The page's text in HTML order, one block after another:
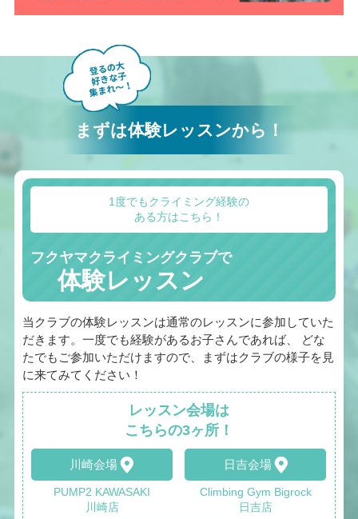
まずは体験レッスンから！
1度でもクライミング経験の
ある方はこちら！
フクヤマクライミングクラブで
体験レッスン
当クラブの体験レッスンは通常のレッスンに参加していた
だきます。一度でも経験があるお子さんであれば、 どな
たでもご参加いただけますので、まずはクラブの様子を見
に来てみてください！
レッスン会場は
こちらの3ヶ所！
川崎会場
PUMP2 KAWASAKI
川崎店
日吉会場
Climbing Gym Bigrock
日吉店